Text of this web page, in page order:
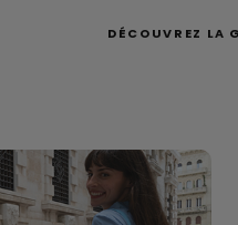
DÉCOUVREZ LA